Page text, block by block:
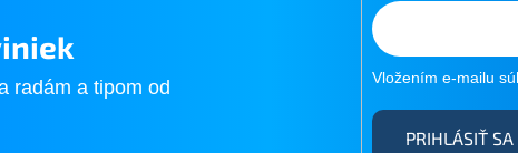
radám a tipom od
Vložením e-mailu
PRIHLÁSIŤ SA